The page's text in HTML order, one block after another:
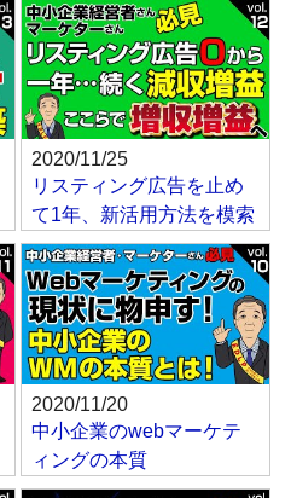
2020/11/25
リスティング広告を止め
て1年、新活用方法を模索
2020/11/20
中小企業のwebマーケテ
ィングの本質